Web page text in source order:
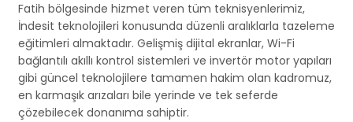
Fatih bölgesinde hizmet veren tüm teknisyenlerimiz,
İndesit teknolojileri konusunda düzenli aralıklarla tazeleme
eğitimleri almaktadır. Gelişmiş dijital ekranlar, Wi-Fi
bağlantılı akıllı kontrol sistemleri ve invertör motor yapıları
gibi güncel teknolojilere tamamen hakim olan kadromuz,
en karmaşık arızaları bile yerinde ve tek seferde
çözebilecek donanıma sahiptir.